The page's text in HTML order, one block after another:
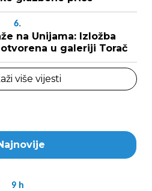
6.
na Unijama: Izložba
u galeriji Torač
više vijesti
9 h